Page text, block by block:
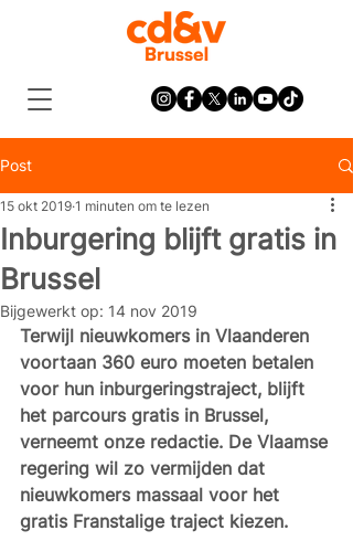
Post
Inburgering blijft gratis in
Brussel
15 okt 2019 1 minuten om te lezen
Bijgewerkt op: 14 nov 2019
Terwijl nieuwkomers in Vlaanderen
voortaan 360 euro moeten betalen
voor hun inburgeringstraject, blijft
het parcours gratis in Brussel,
verneemt onze redactie. De Vlaamse
regering wil zo vermijden dat
nieuwkomers massaal voor het
gratis Franstalige traject kiezen.